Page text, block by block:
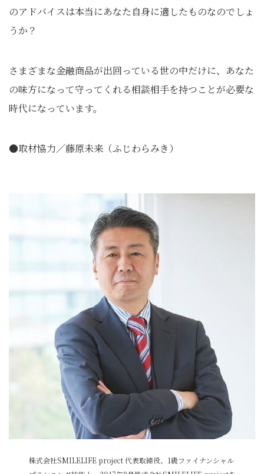
のアドバイスは本当にあなた自身に適したものなのでしょ
うか？
さまざまな金融商品が出回っている世の中だけに、あなた
の味方になって守ってくれる相談相手を持つことが必要な
時代になっています。
●取材協力／藤原未来（ふじわらみき）
株式会社SMILELIFE project 代表取締役、1級ファイナンシャル